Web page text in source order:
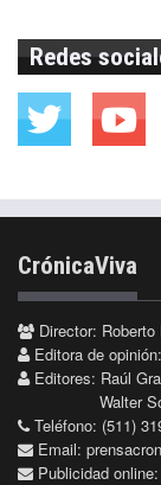
Redes
CrónicaViva
Director:
Editora de
Editores: Raúl
Walter
Teléfono: (511)
Email:
Publicidad online: